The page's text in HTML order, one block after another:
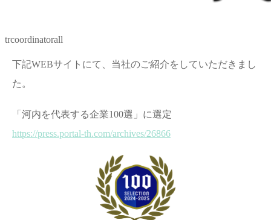
trcoordinatorall
下記WEBサイトにて、当社のご紹介をしていただきまし
た。
「河内を代表する企業100選」に選定
https://press.portal-th.com/archives/26866